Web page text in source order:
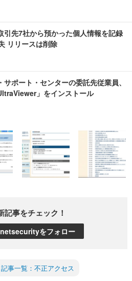
引先7社から預かった個人情報を記録
リリースは削除
ポート・センターの委託先従業員、
」をインストール
記事をチェック！
をフォロー
一覧：不正アクセス